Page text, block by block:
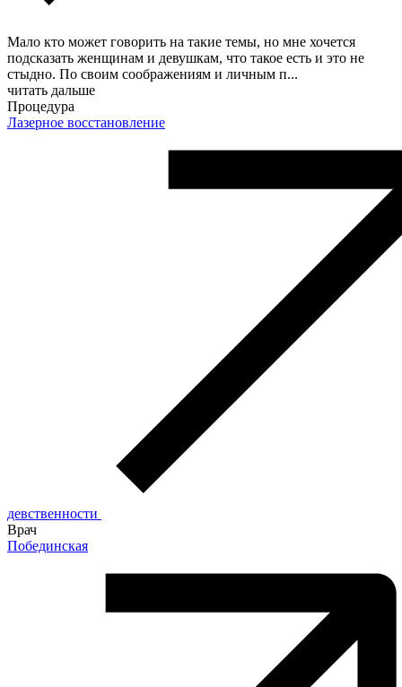
Мало кто может говорить на такие темы, но мне хочется
подсказать женщинам и девушкам, что такое есть и это не
стыдно. По своим соображениям и личным п...
читать дальше
Процедура
Лазерное восстановление
девственности
Врач
Побединская